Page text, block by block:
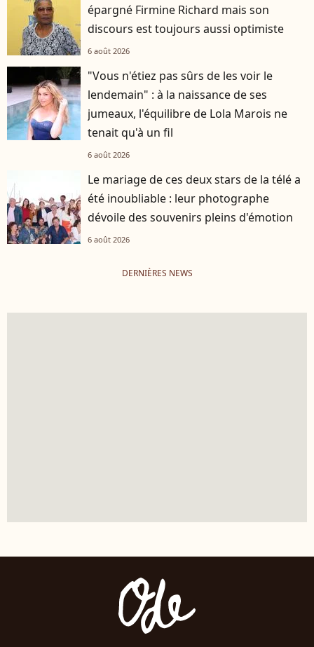
épargné Firmine Richard mais son
discours est toujours aussi optimiste
6 août 2026
"Vous n'étiez pas sûrs de les voir le
lendemain" : à la naissance de ses
jumeaux, l'équilibre de Lola Marois ne
tenait qu'à un fil
6 août 2026
Le mariage de ces deux stars de la télé a
été inoubliable : leur photographe
dévoile des souvenirs pleins d'émotion
6 août 2026
DERNIÈRES NEWS